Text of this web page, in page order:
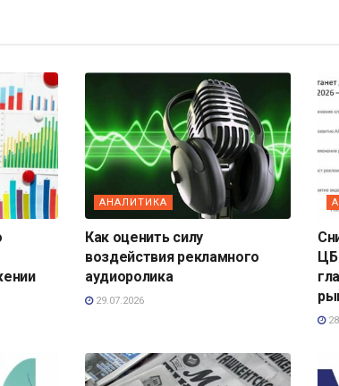
АНАЛИТИКА
Как оценить силу
воздействия рекламного
аудиоролика
29.07.2026